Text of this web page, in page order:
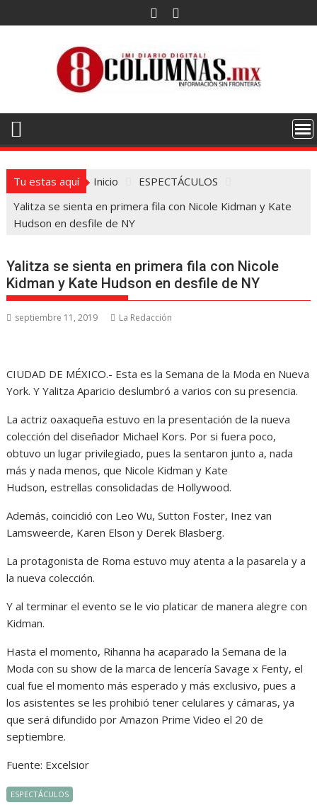
al
Tu estas aquí Inicio
ESPECTÁCULOS
Yalitza se sienta en primera fila con Nicole Kidman y Kate
Hudson en desfile de NY
Yalitza se sienta en primera fila con Nicole
Kidman y Kate Hudson en desfile de NY
septiembre 11, 2019 La Redacción
CIUDAD DE MÉXICO.- Esta es la Semana de la Moda en Nueva
York. Y Yalitza Aparicio deslumbró a varios con su presencia.
La actriz oaxaqueña estuvo en la presentación de la nueva
colección del diseñador Michael Kors. Por si fuera poco,
obtuvo un lugar privilegiado, pues la sentaron junto a, nada
más y nada menos, que Nicole Kidman y Kate
Hudson, estrellas consolidadas de Hollywood.
Además, coincidió con Leo Wu, Sutton Foster, Inez van
Lamsweerde, Karen Elson y Derek Blasberg.
La protagonista de Roma estuvo muy atenta a la pasarela y a
la nueva colección.
Y al terminar el evento se le vio platicar de manera alegre con
Kidman.
Hasta el momento, Rihanna ha acaparado la Semana de la
Moda con su show de la marca de lencería Savage x Fenty, el
cual fue el momento más esperado y más exclusivo, pues a
los asistentes se les prohibió tener celulares y cámaras, ya
que será difundido por Amazon Prime Video el 20 de
septiembre.
Fuente: Excelsior
ESPECTÁCULOS